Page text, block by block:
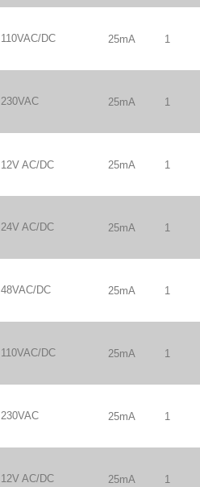
110VAC/DC 25mA 1
230VAC 25mA 1
12V AC/DC 25mA 1
24V AC/DC 25mA 1
48VAC/DC 25mA 1
110VAC/DC 25mA 1
230VAC 25mA 1
12V AC/DC 25mA 1